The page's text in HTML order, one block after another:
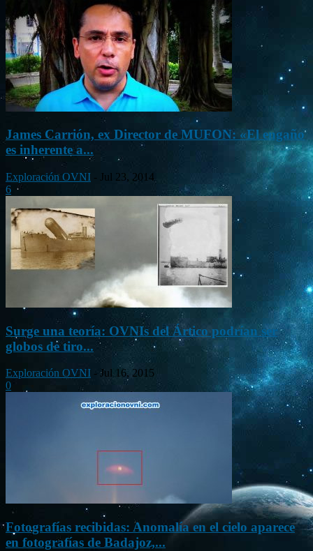
James Carrión, ex Director de MUFON: «El engaño
es inherente a...
Exploración OVNI - Jul 23, 2014
6
Surge una teoría: OVNIs del Ártico podrían ser
globos de tiro...
Exploración OVNI - Jul 16, 2015
0
Fotografías recibidas: Anomalía en el cielo aparece
en fotografías de Badajoz,...